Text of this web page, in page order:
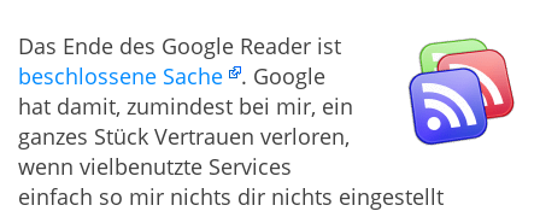
Das Ende des Google Reader ist
beschlossene Sache
. Google
hat damit, zumindest bei mir, ein
ganzes Stück Vertrauen verloren,
wenn vielbenutzte Services
einfach so mir nichts dir nichts eingestellt